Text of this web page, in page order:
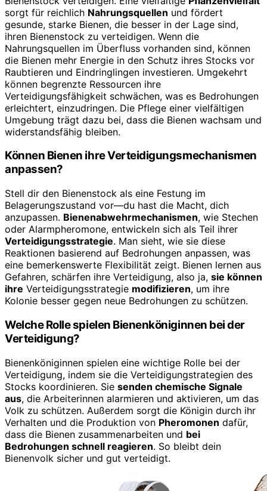
sorgt für reichlich Nahrungsquellen und fördert
gesunde, starke Bienen, die besser in der Lage sind,
ihren Bienenstock zu verteidigen. Wenn die
Nahrungsquellen im Überfluss vorhanden sind, können
die Bienen mehr Energie in den Schutz ihres Stocks vor
Raubtieren und Eindringlingen investieren. Umgekehrt
können begrenzte Ressourcen ihre
Verteidigungsfähigkeit schwächen, was es Bedrohungen
erleichtert, einzudringen. Die Pflege einer vielfältigen
Umgebung trägt dazu bei, dass die Bienen wachsam und
widerstandsfähig bleiben.
Können Bienen ihre Verteidigungsmechanismen
anpassen?
Stell dir den Bienenstock als eine Festung im
Belagerungszustand vor—du hast die Macht, dich
anzupassen. Bienenabwehrmechanismen, wie Stechen
oder Alarmpheromone, entwickeln sich als Teil ihrer
Verteidigungsstrategie. Man sieht, wie sie diese
Reaktionen basierend auf Bedrohungen anpassen, was
eine bemerkenswerte Flexibilität zeigt. Bienen lernen aus
Gefahren, schärfen ihre Verteidigung, also ja, sie können
ihre Verteidigungsstrategie modifizieren, um ihre
Kolonie besser gegen neue Bedrohungen zu schützen.
Welche Rolle spielen Bienenköniginnen bei der
Verteidigung?
Bienenköniginnen spielen eine wichtige Rolle bei der
Verteidigung, indem sie die Verteidigungstrategien des
Stocks koordinieren. Sie senden chemische Signale
aus, die Arbeiterinnen alarmieren und aktivieren, um das
Volk zu schützen. Außerdem sorgt die Königin durch ihr
Verhalten und die Produktion von Pheromonen dafür,
dass die Bienen zusammenarbeiten und bei
Bedrohungen schnell reagieren. So bleibt dein
Bienenvolk sicher und gut verteidigt.